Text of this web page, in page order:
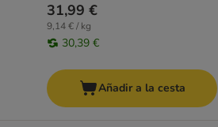
31,99 €
9,14 € / kg
30,39 €
Añadir a la cesta